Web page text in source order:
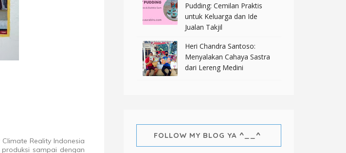
Reality Indonesia
sampai dengan
Pudding: Cemilan Praktis
untuk Keluarga dan Ide
Jualan Takjil
Heri Chandra Santoso:
Menyalakan Cahaya Sastra
dari Lereng Medini
FOLLOW MY BLOG YA ^__^